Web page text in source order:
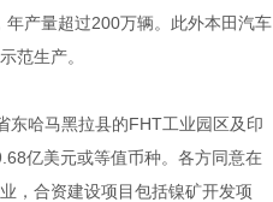
产量超过200万辆。此外本田汽车
范生产。
哈马黑拉县的FHT工业园区及印
亿美元或等值币种。各方同意在
，合资建设项目包括镍矿开发项